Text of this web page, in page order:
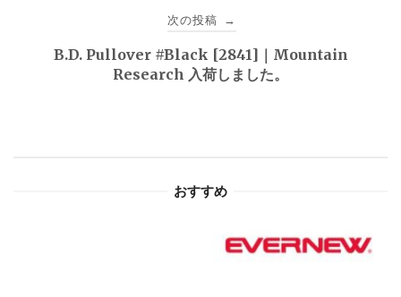
次の投稿 →
B.D. Pullover #Black [2841]｜Mountain
Research 入荷しました。
おすすめ